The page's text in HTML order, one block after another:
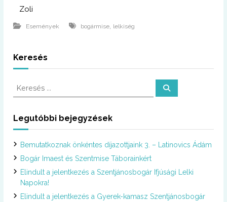
Zoli
Események bogármise lelkiség
Keresés
K
e
s
:
K
Legutóbbi bejegyzések
Bemutatkoznak önkéntes díjazottjaink 3. – Latinovics Ádám
Bogár Imaest és Szentmise Táborainkért
Elindult a jelentkezés a Szentjánosbogár Ifjúsági Lelki
Napokra!
Elindult a jelentkezés a Gyerek-kamasz Szentjánosbogár